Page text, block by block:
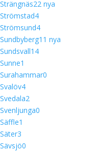
Strängnäs22 nya
Strömstad4
Strömsund4
Sundbyberg1 1 nya
Sundsvall14
Sunne1
Surahammar0
Svalöv4
Svedala2
Svenljunga0
Säffle1
Säter3
Sävsjö0